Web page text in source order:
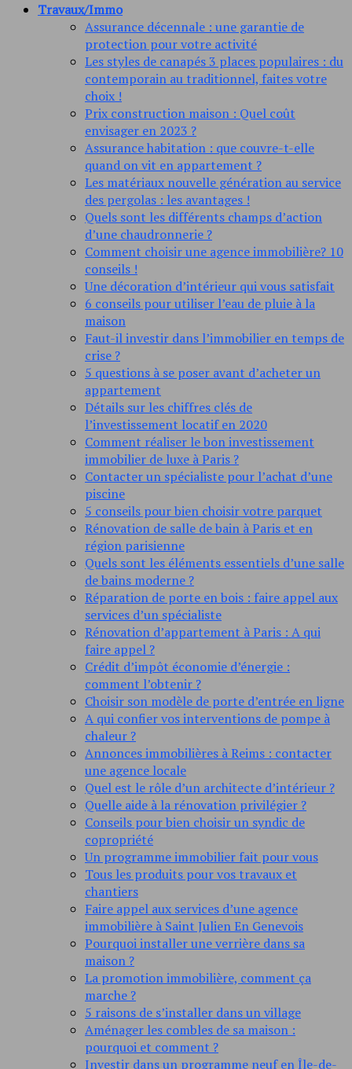
Travaux/Immo
Assurance décennale : une garantie de
protection pour votre activité
Les styles de canapés 3 places populaires : du
contemporain au traditionnel, faites votre
choix !
Prix construction maison : Quel coût
envisager en 2023 ?
Assurance habitation : que couvre-t-elle
quand on vit en appartement ?
Les matériaux nouvelle génération au service
des pergolas : les avantages !
Quels sont les différents champs d’action
d’une chaudronnerie ?
Comment choisir une agence immobilière? 10
conseils !
Une décoration d’intérieur qui vous satisfait
6 conseils pour utiliser l’eau de pluie à la
maison
Faut-il investir dans l’immobilier en temps de
crise ?
5 questions à se poser avant d’acheter un
appartement
Détails sur les chiffres clés de
l’investissement locatif en 2020
Comment réaliser le bon investissement
immobilier de luxe à Paris ?
Contacter un spécialiste pour l’achat d’une
piscine
5 conseils pour bien choisir votre parquet
Rénovation de salle de bain à Paris et en
région parisienne
Quels sont les éléments essentiels d’une salle
de bains moderne ?
Réparation de porte en bois : faire appel aux
services d’un spécialiste
Rénovation d’appartement à Paris : A qui
faire appel ?
Crédit d’impôt économie d’énergie :
comment l’obtenir ?
Choisir son modèle de porte d’entrée en ligne
A qui confier vos interventions de pompe à
chaleur ?
Annonces immobilières à Reims : contacter
une agence locale
Quel est le rôle d’un architecte d’intérieur ?
Quelle aide à la rénovation privilégier ?
Conseils pour bien choisir un syndic de
copropriété
Un programme immobilier fait pour vous
Tous les produits pour vos travaux et
chantiers
Faire appel aux services d’une agence
immobilière à Saint Julien En Genevois
Pourquoi installer une verrière dans sa
maison ?
La promotion immobilière, comment ça
marche ?
5 raisons de s’installer dans un village
Aménager les combles de sa maison :
pourquoi et comment ?
Investir dans un programme neuf en Île-de-